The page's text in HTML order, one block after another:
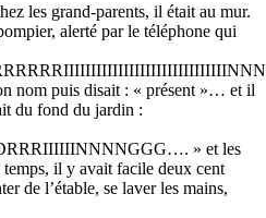
les grand-parents, il était au mur.
alerté par le téléphone qui
nom puis disait : « présent »… et il
du fond du jardin :
» et les
temps, il y avait facile deux cent
de l’étable, se laver les mains,